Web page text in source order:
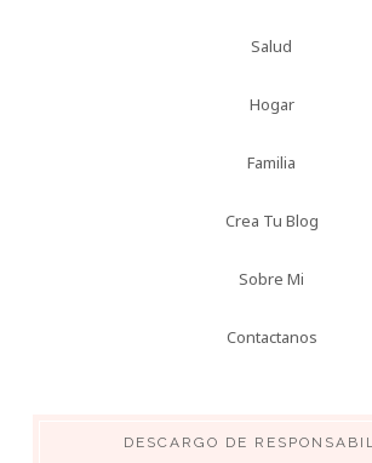
Salud
Hogar
Familia
Crea Tu Blog
Sobre Mi
Contactanos
DESCARGO DE